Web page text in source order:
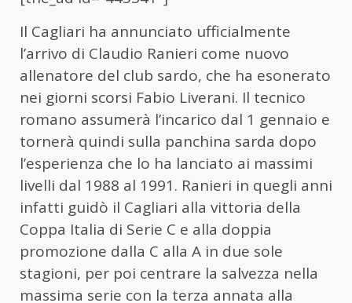
Il Cagliari ha annunciato ufficialmente
l’arrivo di Claudio Ranieri come nuovo
allenatore del club sardo, che ha esonerato
nei giorni scorsi Fabio Liverani. Il tecnico
romano assumerà l’incarico dal 1 gennaio e
tornerà quindi sulla panchina sarda dopo
l’esperienza che lo ha lanciato ai massimi
livelli dal 1988 al 1991. Ranieri in quegli anni
infatti guidò il Cagliari alla vittoria della
Coppa Italia di Serie C e alla doppia
promozione dalla C alla A in due sole
stagioni, per poi centrare la salvezza nella
massima serie con la terza annata alla